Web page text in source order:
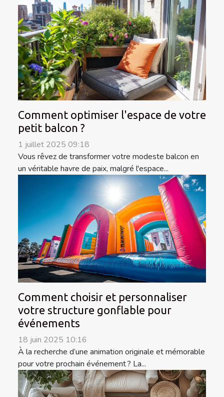
Comment optimiser l'espace de votre
petit balcon ?
1 juillet 2025 09:18
Vous rêvez de transformer votre modeste balcon en
un véritable havre de paix, malgré l'espace...
Comment choisir et personnaliser
votre structure gonflable pour
événements
18 juin 2025 10:16
À la recherche d’une animation originale et mémorable
pour votre prochain événement ? La...